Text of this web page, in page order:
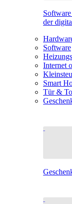
der
Software
Internet
Smart
Tür &